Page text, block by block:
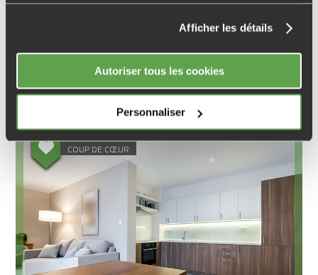
Afficher les détails
Autoriser tous les cookies
Personnaliser
Résidence élégante
COUP DE CŒUR